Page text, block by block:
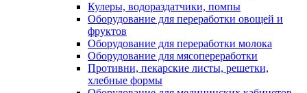
Кулеры, водораздатчики, помпы
Оборудование для переработки овощей и
фруктов
Оборудование для переработки молока
Оборудование для мясопереработки
Противни, пекарские листы, решетки,
хлебные формы